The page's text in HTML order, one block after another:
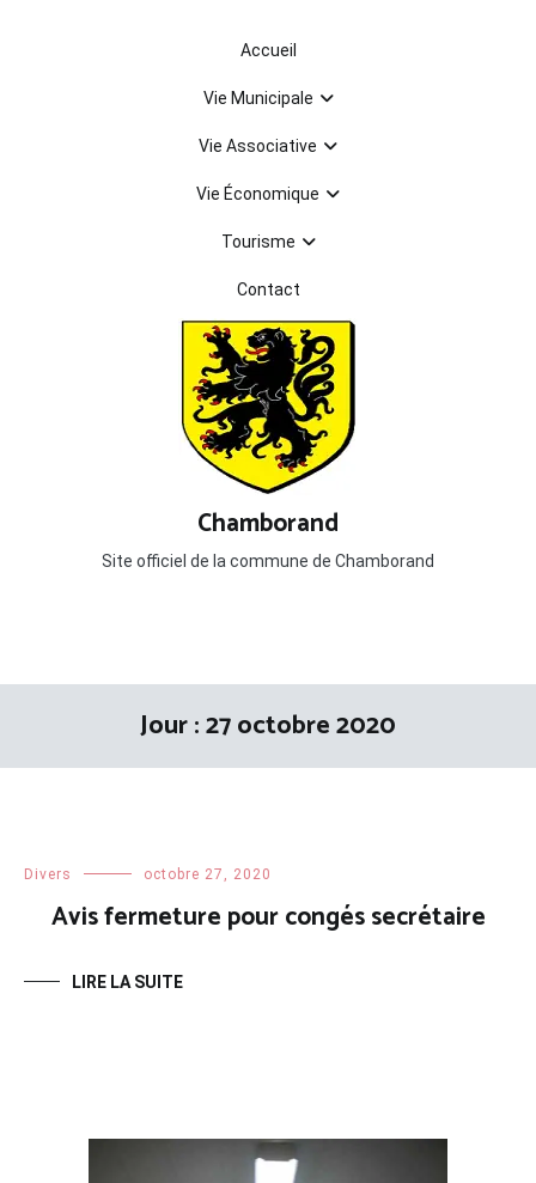
Chamborand
Site officiel de la commune de Chamborand
Accueil
Vie Municipale
Vie Associative
Vie Économique
Tourisme
Contact
Jour :27 octobre 2020
Divers octobre 27, 2020
Avis fermeture pour congés secrétaire
LIRE LA SUITE